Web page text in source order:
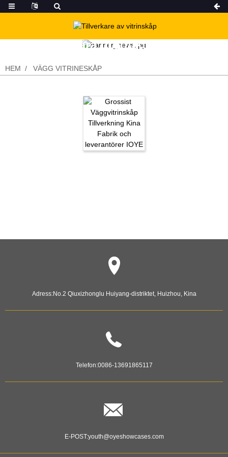
Våra produkter
HEM VÄGG VITRINESKÅP
Adress:No.2 Qiuxizhonglu Huiyang-distriktet, Huizhou, Kina
Telefon:0086-13691865117
E-POST:youth@oyeshowcases.com